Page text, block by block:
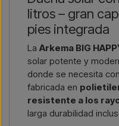
artículo o enlace al
facturación y de entrega,
Contactar por
litros – gran
pies integrada
La Arkema BIG
solar potente y
donde se necesita
fabricada en
resistente a los
larga durabilidad